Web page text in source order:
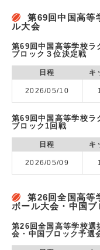
第69回中国高等
ル大会
第69回中国高等学校
ブロック３位決定戦
日程 キ
2026/05/10
第69回中国高等学校
ブロック1回戦
日程 キ
2026/05/09
第26回全国高等
ボール大会・中国ブ
第26回全国高等学校選
会・中国ブロック予選